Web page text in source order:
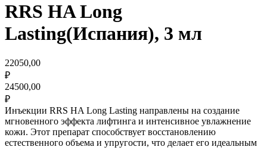
RRS HA Long
Lasting(Испания), 3 мл
22050,00
₽
24500,00
₽
Инъекции RRS HA Long Lasting направлены на создание
мгновенного эффекта лифтинга и интенсивное увлажнение
кожи. Этот препарат способствует восстановлению
естественного объема и упругости, что делает его идеальным